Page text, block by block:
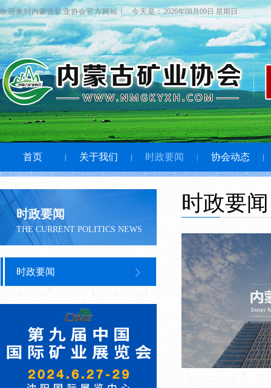
欢迎来到内蒙古矿业协会官方网站！ 今天是：2026年08月09日 星期日
首页 关于我们 时政要闻 协会动态
时政要闻
THE CURRENT POLITICS NEWS
时政要闻
时政要闻